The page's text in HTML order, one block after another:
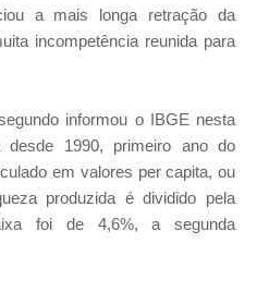
a mais longa retração da
incompetência reunida para
informou o IBGE nesta
1990, primeiro ano do
em valores per capita, ou
produzida é dividido pela
foi de 4,6%, a segunda